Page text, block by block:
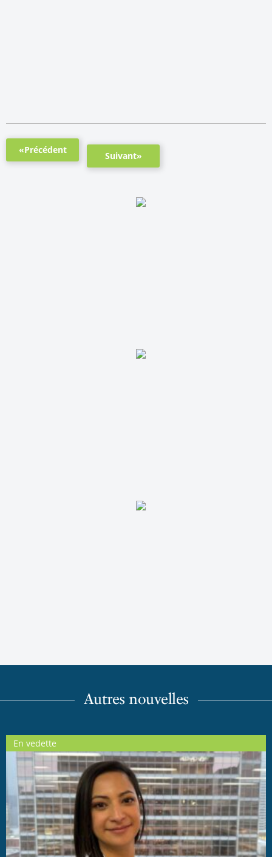
«Précédent
Suivant»
Autres nouvelles
En vedette